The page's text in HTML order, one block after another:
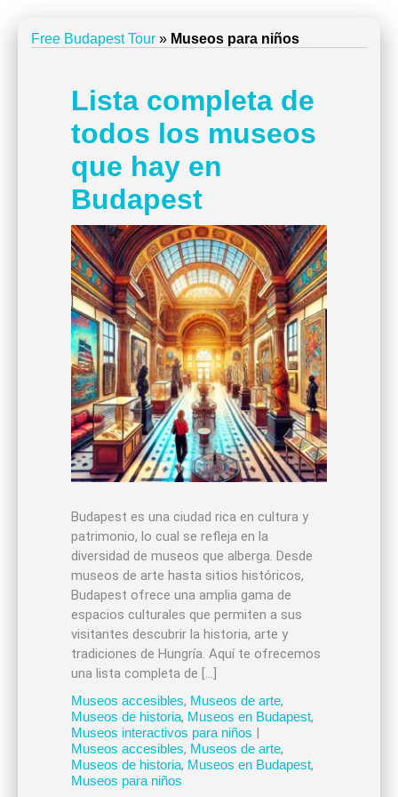
Free Budapest Tour » Museos para niños
Lista completa de
todos los museos
que hay en
Budapest
Budapest es una ciudad rica en cultura y
patrimonio, lo cual se refleja en la
diversidad de museos que alberga. Desde
museos de arte hasta sitios históricos,
Budapest ofrece una amplia gama de
espacios culturales que permiten a sus
visitantes descubrir la historia, arte y
tradiciones de Hungría. Aquí te ofrecemos
una lista completa de […]
Museos accesibles, Museos de arte,
Museos de historia, Museos en Budapest,
Museos interactivos para niños |
Museos accesibles, Museos de arte,
Museos de historia, Museos en Budapest,
Museos para niños